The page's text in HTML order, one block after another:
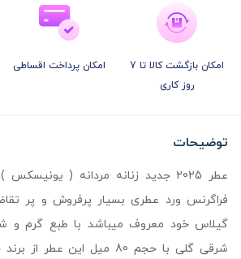
امکان بازگشت کالا تا 7
روز کاری
امکان پرداخت اقساطی
توضیحات
عطر 2025 جدید زنانه مردانه (
فراگرنس ورد عطری بسیار پرفروش و پر
گیلاس خود معروف میباشد با طبع گرم و
شرقی گلی با حجم 80 میل این